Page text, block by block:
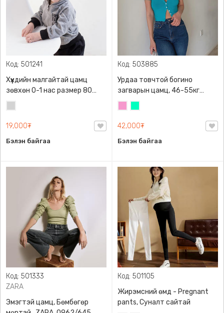
Код: 501241
Хүүхдийн малгайтай цамц
зөвхөн 0-1 нас размер 80
сонголттой
19,000₮
Бэлэн байгаа
Код: 503885
Урдаа товчтой богино
загварын цамц, 46-55кг
жинд таарна
42,000₮
Бэлэн байгаа
Код: 501333
ZARA
Эмэгтэй цамц, Бөмбөгөр
Код: 501105
Жирэмсний өмд - Pregnant
pants, Суналт сайтай